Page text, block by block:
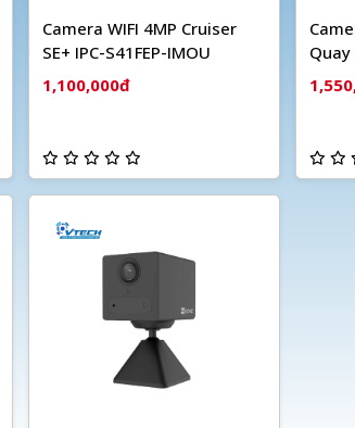
Camera WIFI 4MP Cruiser
SE+ IPC-S41FEP-IMOU
1,100,000đ